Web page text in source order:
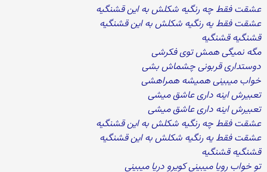
عشقت فقط چه رنگیه شکلش به این قشنگیه
عشقت فقط یه رنگیه شکلش به این قشنگیه
قشنگیه قشنگیه
مگه نمیگی همش توی فکرشی
دوستداری قربونی چشماش بشی
خواب میبینی همیشه همراهشی
تعبیرش اینه داری عاشق میشی
تعبیرش اینه داری عاشق میشی
عشقت فقط چه رنگیه شکلش به این قشنگیه
عشقت فقط یه رنگیه شکلش به این قشنگیه
قشنگیه قشنگیه
تو خواب رویا میبینی کویرو دریا میبینی